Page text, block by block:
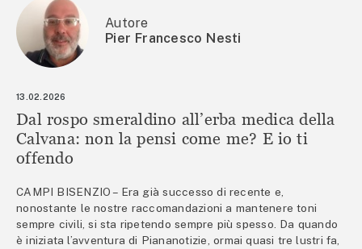
Autore
Pier Francesco Nesti
13.02.2026
Dal rospo smeraldino all’erba medica della
Calvana: non la pensi come me? E io ti
offendo
CAMPI BISENZIO – Era già successo di recente e,
nonostante le nostre raccomandazioni a mantenere toni
sempre civili, si sta ripetendo sempre più spesso. Da quando
è iniziata l’avventura di Piananotizie, ormai quasi tre lustri fa,